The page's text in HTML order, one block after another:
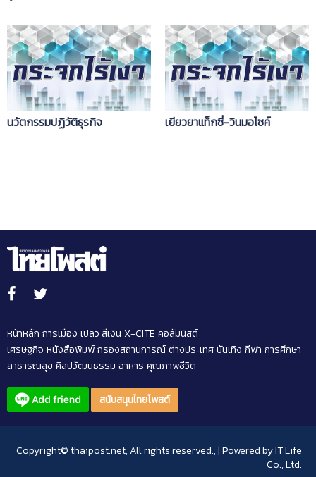
นวัตกรรมปฏิวัติธุรกิจ เยียวยาแท็กซี่-วินมอไซค์
หน้าหลัก การเมือง เปลว สีเงิน X-CITE คอลัมนิสต์
เศรษฐกิจ หนังสือพิมพ์กรองสถานการณ์ต่างประเทศบันเทิง กีฬา การศึกษา
สาธารณสุข ศิลปวัฒนธรรม อาหาร คุณภาพชีวิต
สนับสนุนไทยโพสต์
Copyright© thaipost.net, All rights reserved., | Powered byIT Life
Co., Ltd.